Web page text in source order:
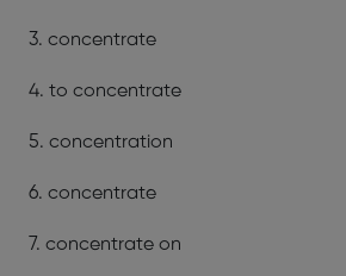
3. concentrate
4. to concentrate
5. concentration
6. concentrate
7. concentrate on